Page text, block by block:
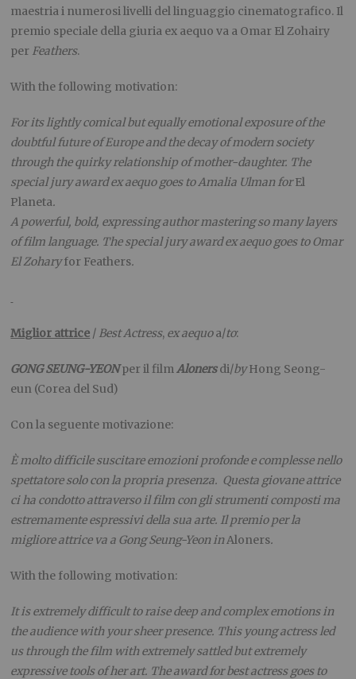
maestria i numerosi livelli del linguaggio cinematografico. Il
premio speciale della giuria ex aequo va a Omar El Zohairy
per Feathers.
With the following motivation:
For its lightly comical but equally emotional exposure of the
doubtful future of Europe and the decay of modern society
through the quirky relationship of mother-daughter. The
special jury award ex aequo goes to Amalia Ulman forEl
Planeta.
A powerful, bold, expressing author mastering so many layers
of film language. The special jury award ex aequo goes to Omar
El Zoharyfor Feathers.
Miglior attrice / Best Actress, ex aequoa/to:
GONG SEUNG-YEONper il filmAlonersdi/byHong Seong-
eun (Corea del Sud)
Con la seguente motivazione:
Èmolto difficile suscitare emozioni profonde e complesse nello
spettatore solo con la propria presenza. Questa giovane attrice
ci ha condotto attraverso il film con gli strumenti composti ma
estremamenteespressivi della sua arte. Il premio per la
migliore attrice va a Gong Seung-Yeon inAloners.
With the following motivation:
It is extremely difficult to raise deep and complex emotions in
the audience with your sheer presence. This young actress led
us through the film with extremely sattled but extremely
expressive tools of her art. The award for best actress goes to